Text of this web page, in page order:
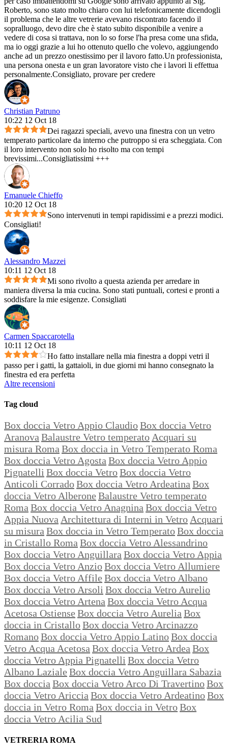
Roberto, sono stato molto chiaro con lui telefonicamente dicendogli
il problema che le altre vetrerie avevano riscontrato facendo il
sopralluogo, devo dire che è stato subito disponibile a venire a
vedere di cosa si trattava, non lo so forse l'ha presa come una sfida,
ma io oggi grazie a lui ho ottenuto quello che volevo, aggiungendo
anche ad un prezzo onestissimo per il lavoro fatto.Un professionista,
una persona onesta e un gran lavoratore visto che i lavori li effettua
personalmente.Consigliato, provare per credere
Christian Patruno
10:22 12 Oct 18
Dei ragazzi speciali, avevo una finestra con un vetro
temperato particolare da interno che putroppo si era scheggiata. Con
il loro intervento non solo ho risolto ma con tempi
brevissimi...Consigliatissimi +++
Emanuele Chieffo
10:20 12 Oct 18
Sono intervenuti in tempi rapidissimi e a prezzi modici.
Consigliati!
Alessandro Mazzei
10:11 12 Oct 18
Mi sono rivolto a questa azienda per arredare in
maniera diversa la mia cucina. Sono stati puntuali, cortesi e pronti a
soddisfare la mie esigenze. Consigliati
Carmen Spaccarotella
10:11 12 Oct 18
Ho fatto installare nella mia finestra a doppi vetri il
passo per i gatti, la gattaioli, in due giorni mi hanno consegnato la
finestra ed era perfetta
Altre recensioni
Tag cloud
Box doccia Vetro Appio ClaudioBox doccia Vetro
Aranova Balaustre Vetro temperato Acquari su
misura Roma Box doccia in Vetro Temperato Roma
Box doccia Vetro Agosta Box doccia Vetro Appio
Pignatelli Box doccia VetroBox doccia Vetro
Anticoli CorradoBox doccia Vetro Ardeatina Box
doccia Vetro Alberone Balaustre Vetro temperato
Roma Box doccia Vetro Anagnina Box doccia Vetro
Appia Nuova Architettura di Interni in Vetro Acquari
su misura Box doccia in Vetro TemperatoBox doccia
in Cristallo Roma Box doccia Vetro Alessandrino
Box doccia Vetro Anguillara Box doccia Vetro Appia
Box doccia Vetro AnzioBox doccia Vetro Allumiere
Box doccia Vetro Affile Box doccia Vetro Albano
Box doccia Vetro Arsoli Box doccia Vetro Aurelio
Box doccia Vetro Artena Box doccia Vetro Acqua
Acetosa Ostiense Box doccia Vetro Aurelia Box
doccia in CristalloBox doccia Vetro Arcinazzo
RomanoBox doccia Vetro Appio LatinoBox doccia
Vetro Acqua Acetosa Box doccia Vetro Ardea Box
doccia Vetro Appia Pignatelli Box doccia Vetro
Albano Laziale Box doccia Vetro Anguillara Sabazia
Box doccia Box doccia Vetro Arco Di TravertinoBox
doccia Vetro Ariccia Box doccia Vetro ArdeatinoBox
doccia in Vetro Roma Box doccia in VetroBox
doccia Vetro Acilia Sud
VETRERIA ROMA